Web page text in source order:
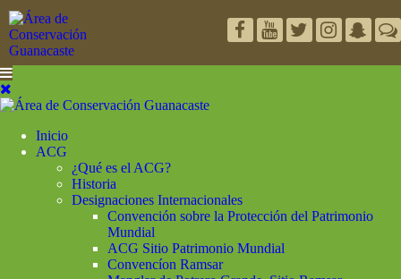
Inicio
ACG
¿Qué es el ACG?
Historia
Designaciones Internacionales
Convención sobre la Protección del Patrimonio
Mundial
ACG Sitio Patrimonio Mundial
Convencíon Ramsar